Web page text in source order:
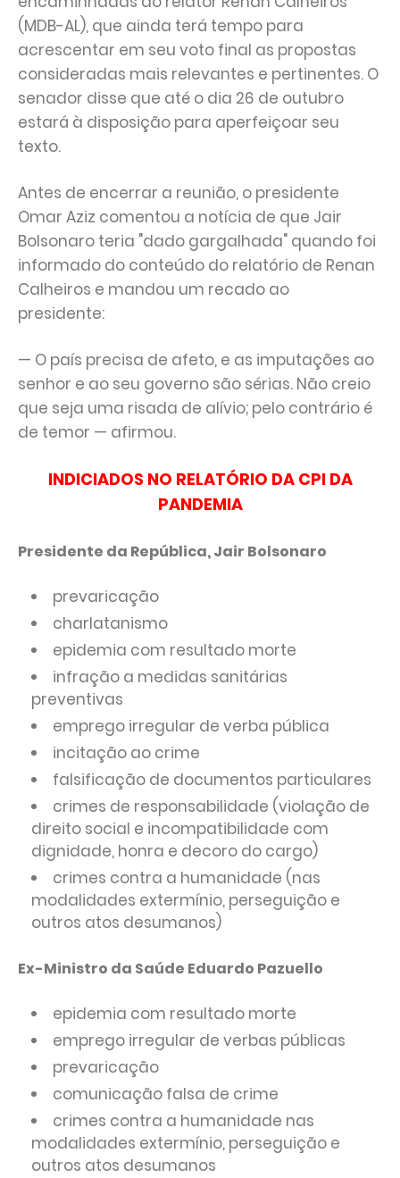
(MDB-AL), que ainda terá tempo para
acrescentar em seu voto final as propostas
consideradas mais relevantes e pertinentes. O
senador disse que até o dia 26 de outubro
estará à disposição para aperfeiçoar seu
texto.
Antes de encerrar a reunião, o presidente
Omar Aziz comentou a notícia de que Jair
Bolsonaro teria "dado gargalhada" quando foi
informado do conteúdo do relatório de Renan
Calheiros e mandou um recado ao
presidente:
— O país precisa de afeto, e as imputações ao
senhor e ao seu governo são sérias. Não creio
que seja uma risada de alívio; pelo contrário é
de temor — afirmou.
INDICIADOS NO RELATÓRIO DA CPI DA
PANDEMIA
Presidente da República, Jair Bolsonaro
prevaricação
charlatanismo
epidemia com resultado morte
infração a medidas sanitárias
preventivas
emprego irregular de verba pública
incitação ao crime
falsificação de documentos particulares
crimes de responsabilidade (violação de
direito social e incompatibilidade com
dignidade, honra e decoro do cargo)
crimes contra a humanidade (nas
modalidades extermínio, perseguição e
outros atos desumanos)
Ex-Ministro da Saúde Eduardo Pazuello
epidemia com resultado morte
emprego irregular de verbas públicas
prevaricação
comunicação falsa de crime
crimes contra a humanidade nas
modalidades extermínio, perseguição e
outros atos desumanos